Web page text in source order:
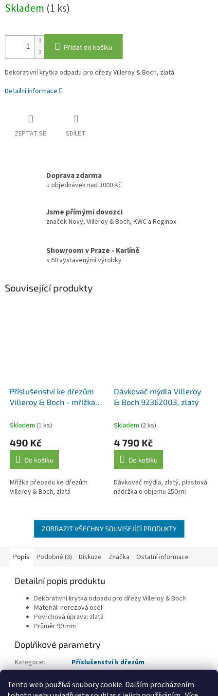
Tento web používá soubory cookie. Dalším procházením
cena:
Skladem (1 ks)
Přidat do košíku
Dekorativní krytka odpadu pro dřezy Villeroy & Boch, zlatá
Detailní informace
ZEPTAT SE SDÍLET
Doprava zdarma
u objednávek nad 3000 Kč
Jsme přímými dovozci
značek Novy, Villeroy & Boch, KWC a Reginox
Showroom v Praze - Karlíně
s 60 vystavenými výrobky
Související produkty
Příslušenství ke dřezům
Villeroy & Boch - mřížka
Skladem (1 ks)
490 Kč
Do košíku
Mřížka přepadu ke dřezům
Villeroy & Boch, zlatá
Dávkovač mýdla Villeroy
& Boch 92362003, zlatý
Skladem (2 ks)
4 790 Kč
Do košíku
Dávkovač mýdla, zlatý, plastová
nádržka o objemu 250 ml
ZOBRAZIT VŠECHNY SOUVISEJÍCÍ PRODUKTY
Popis Podobné (3) Diskuze Značka Ostatní informace
Detailní popis produktu
Dekorativní krytka odpadu pro dřezy Villeroy & Boch
Materiál: nerezová ocel
Povrchová úprava: zlatá
Průměr 90 mm
Doplňkové parametry
Kategorie:
Příslušenství k dřezům
Typ příslušenství: Sifony, odpadové sady, krytky